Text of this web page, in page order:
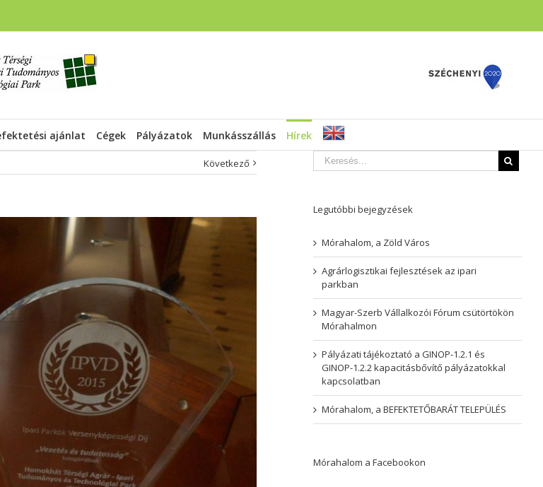
ajánlat Cégek Pályázatok Munkásszállás Hírek
Következő
Legutóbbi bejegyzések
Mórahalom, a Zöld Város
Agrárlogisztikai fejlesztések az ipari
parkban
Magyar-Szerb Vállalkozói Fórum csütörtökön
Mórahalmon
Pályázati tájékoztató a GINOP-1.2.1 és
GINOP-1.2.2 kapacitásbővítő pályázatokkal
kapcsolatban
Mórahalom, a BEFEKTETŐBARÁT TELEPÜLÉS
Mórahalom a Facebookon